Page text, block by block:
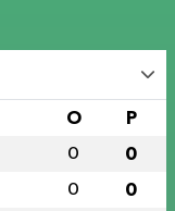
O P
0 0
0 0